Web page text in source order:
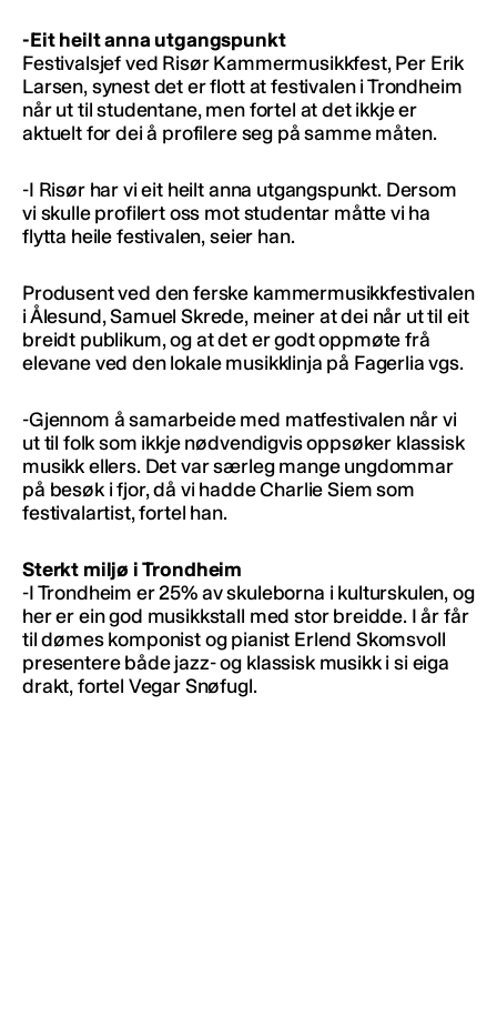
-Eit heilt anna utgangspunkt
Festivalsjef ved Risør Kammermusikkfest, Per Erik
Larsen, synest det er flott at festivalen i Trondheim
når ut til studentane, men fortel at det ikkje er
aktuelt for dei å profilere seg på samme måten.
-I Risør har vi eit heilt anna utgangspunkt. Dersom
vi skulle profilert oss mot studentar måtte vi ha
flytta heile festivalen, seier han.
Produsent ved den ferske kammermusikkfestivalen
i Ålesund, Samuel Skrede, meiner at dei når ut til eit
breidt publikum, og at det er godt oppmøte frå
elevane ved den lokale musikklinja på Fagerlia vgs.
-Gjennom å samarbeide med matfestivalen når vi
ut til folk som ikkje nødvendigvis oppsøker klassisk
musikk ellers. Det var særleg mange ungdommar
på besøk i fjor, då vi hadde Charlie Siem som
festivalartist, fortel han.
Sterkt miljø i Trondheim
-I Trondheim er 25% av skuleborna i kulturskulen, og
her er ein god musikkstall med stor breidde. I år får
til dømes komponist og pianist Erlend Skomsvoll
presentere både jazz- og klassisk musikk i si eiga
drakt, fortel Vegar Snøfugl.